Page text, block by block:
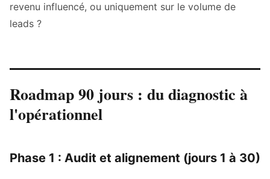
revenu influencé, ou uniquement sur le volume de
leads ?
Roadmap 90 jours : du diagnostic à
l'opérationnel
Phase 1 : Audit et alignement (jours 1 à 30)